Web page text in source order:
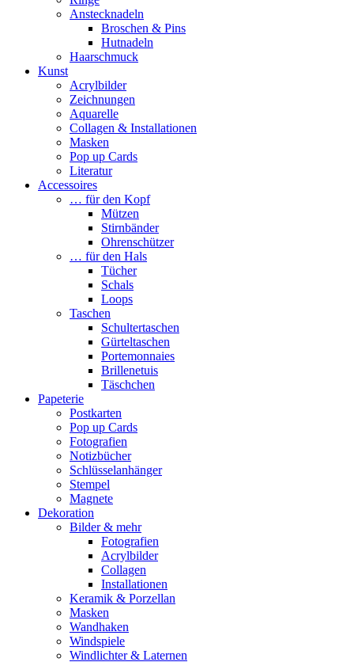
Anstecknadeln
Broschen & Pins
Hutnadeln
Haarschmuck
Kunst
Acrylbilder
Zeichnungen
Aquarelle
Collagen & Installationen
Masken
Pop up Cards
Literatur
Accessoires
… für den Kopf
Mützen
Stirnbänder
Ohrenschützer
… für den Hals
Tücher
Schals
Loops
Taschen
Schultertaschen
Gürteltaschen
Portemonnaies
Brillenetuis
Täschchen
Papeterie
Postkarten
Pop up Cards
Fotografien
Notizbücher
Schlüsselanhänger
Stempel
Magnete
Dekoration
Bilder & mehr
Fotografien
Acrylbilder
Collagen
Installationen
Keramik & Porzellan
Masken
Wandhaken
Windspiele
Windlichter & Laternen